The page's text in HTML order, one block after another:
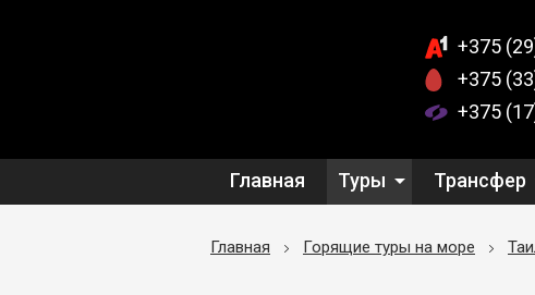
+375
+375
+375
Главная Туры Трансфер
Главная Горящие туры на море